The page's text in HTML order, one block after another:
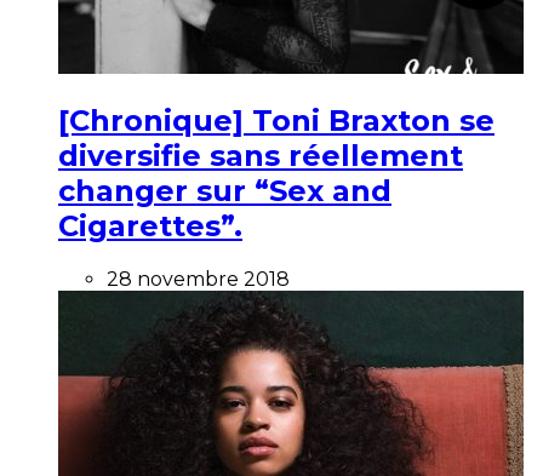
[Chronique] Toni Braxton se
diversifie sans réellement
changer sur “Sex and
Cigarettes”.
28 novembre 2018